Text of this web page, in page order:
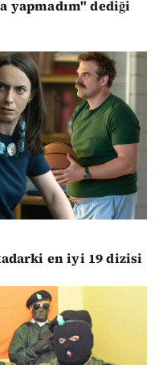
yapmadım" dediği
en iyi 19 dizisi